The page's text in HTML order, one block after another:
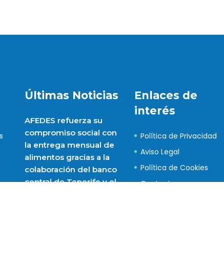
Últimas Noticias
AFEDES refuerza su
compromiso social con
la entrega mensual de
alimentos gracias a la
colaboración del banco
central de Tenerife y el
Enlaces de
interés
Política de Privacidad
Aviso Legal
Política de Cookies
Contacto